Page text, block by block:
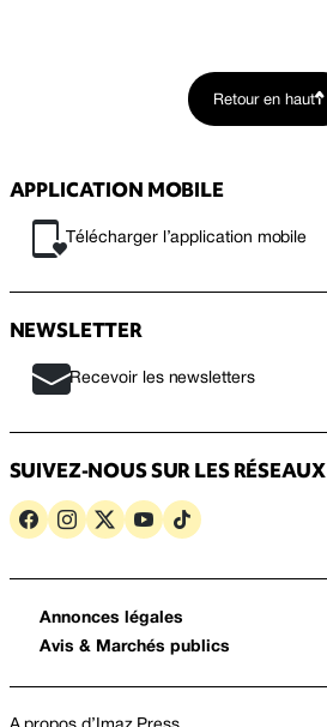
Retour en haut
APPLICATION MOBILE
Télécharger l’application mobile
NEWSLETTER
Recevoir les newsletters
SUIVEZ-NOUS SUR LES RÉSEAUX
Annonces légales
Avis & Marchés publics